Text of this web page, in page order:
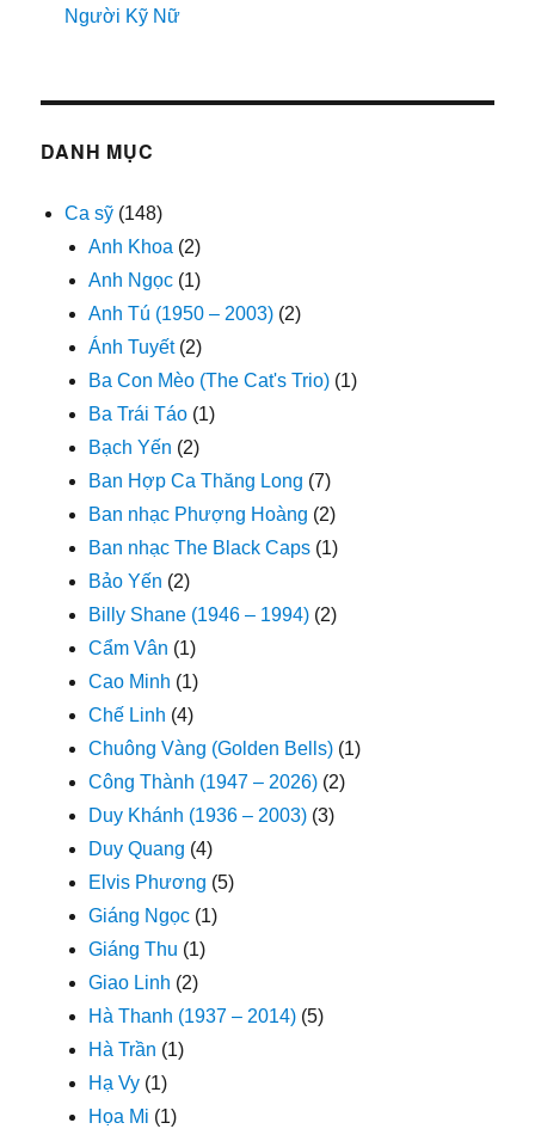
Người Kỹ Nữ
DANH MỤC
Ca sỹ (148)
Anh Khoa (2)
Anh Ngọc (1)
Anh Tú (1950 – 2003) (2)
Ánh Tuyết(2)
Ba Con Mèo (The Cat's Trio) (1)
Ba Trái Táo (1)
Bạch Yến (2)
Ban Hợp Ca Thăng Long (7)
Ban nhạc Phượng Hoàng (2)
Ban nhạc The Black Caps (1)
Bảo Yến (2)
Billy Shane (1946 – 1994) (2)
Cẩm Vân (1)
Cao Minh (1)
Chế Linh (4)
Chuông Vàng (Golden Bells) (1)
Công Thành (1947 – 2026) (2)
Duy Khánh (1936 – 2003) (3)
Duy Quang (4)
Elvis Phương (5)
Giáng Ngọc (1)
Giáng Thu (1)
Giao Linh (2)
Hà Thanh (1937 – 2014) (5)
Hà Trần (1)
Hạ Vy (1)
Họa Mi (1)